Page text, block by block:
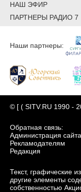
НАШ ЭФИР
ПАРТНЕРЫ РАДИО 7
Наши партнеры:
© [ ( SITV.RU 1990 -
Обратная связь:
Администрация сайта
Рекламодателям
Редакция
Текст, графические
другие элементы
собственностью